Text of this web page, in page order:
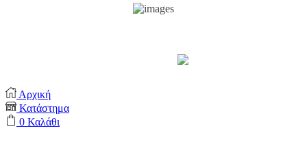
Αρχική
Κατάστημα
0 Καλάθι